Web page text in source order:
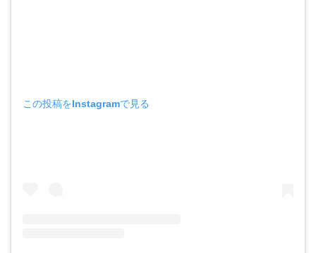
この投稿をInstagramで見る